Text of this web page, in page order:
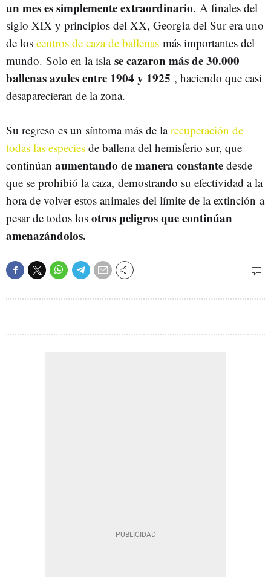
un mes es simplemente extraordinario. A finales del
siglo XIX y principios del XX, Georgia del Sur era uno
de los centros de caza de ballenas más importantes del
mundo. Solo en la isla se cazaron más de 30.000
ballenas azules entre 1904 y 1925 , haciendo que casi
desaparecieran de la zona.
Su regreso es un síntoma más de larecuperación de
todas las especies de ballena del hemisferio sur, que
continúan aumentando de manera constante desde
que se prohibió la caza, demostrando su efectividad a la
hora de volver estos animales del límite de la extinción a
pesar de todos los otros peligros que continúan
amenazándolos.